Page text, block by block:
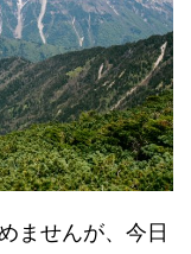
ませんが、今日